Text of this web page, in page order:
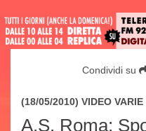
Condividi su
(18/05/2010) VIDEO VARIE
A.S. Roma: